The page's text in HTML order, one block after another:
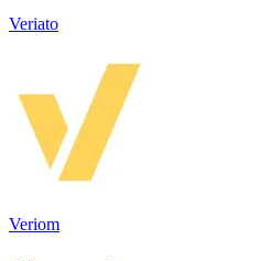
Veriato
Veriom